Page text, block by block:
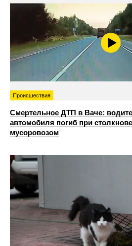
Происшествия
Смертельное ДТП в Ваче:
автомобиля погиб при
мусоровозом